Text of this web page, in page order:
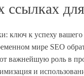
ссылках
ключ к успеху вашего
мире SEO
важнейшую роль в
и